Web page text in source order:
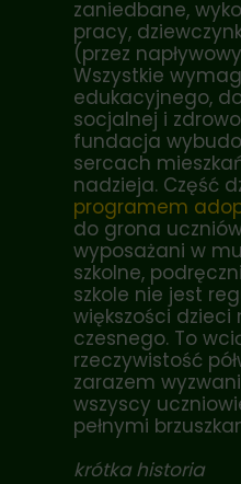
zaniedbane,
pracy,
(przez
Wszystkie
edukacyjnego,
socjalnej i
fundacja
sercach
nadzieja. Część
programem
do grona
wyposażani w
szkolne,
szkole nie jest
większości dzieci
czesnego. To
rzeczywistość
zarazem
wszyscy
pełnymi
krótka historia